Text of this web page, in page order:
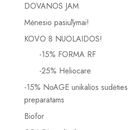
DOVANOS JAM
Mėnesio pasiūlymai!
KOVO 8 NUOLAIDOS!
-15% FORMA RF
-25% Heliocare
-15% NoAGE unikalios sudėties
preparatams
Biofor